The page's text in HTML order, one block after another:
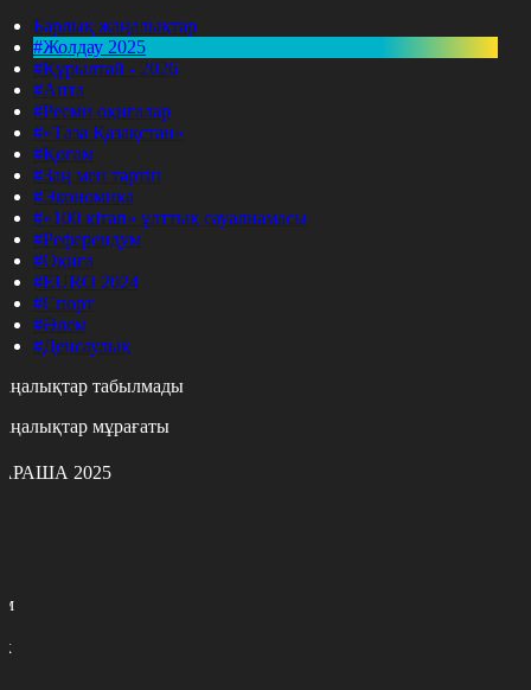
Барлық жаңалықтар
#Жолдау 2025
#Құрылтай - 2026
#Апта
#Ресми оқиғалар
#«Таза Қазақстан»
#Қоғам
#Заң мен тәртіп
#Экономика
#«100 кітап» ұлттық сауалнамасы
#Референдум
#Оқиға
#EURO 2024
#Спорт
#Әлем
#Денсаулық
табылмады
мұрағаты
2025